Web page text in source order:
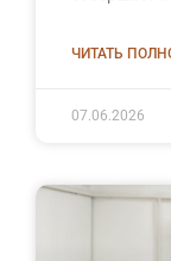
ЧИТАТЬ
07.06.2026